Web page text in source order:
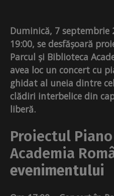
Duminică, 7 septembrie
19:00, se desfășoară
Parcul și Biblioteca
avea loc un concert cu
ghidat al uneia dintre
clădiri interbelice din
liberă.
Proiectul
Academia
evenimentului